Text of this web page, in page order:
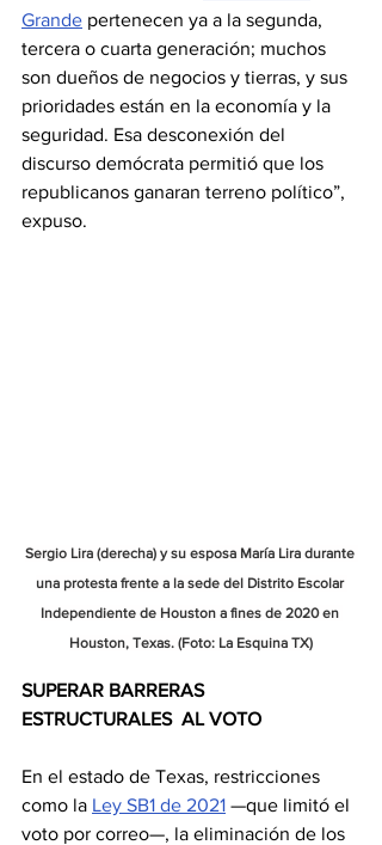
Grande pertenecen ya a la segunda,
tercera o cuarta generación; muchos
son dueños de negocios y tierras, y sus
prioridades están en la economía y la
seguridad. Esa desconexión del
discurso demócrata permitió que los
republicanos ganaran terreno político”,
expuso.
Sergio Lira (derecha) y su esposa María Lira durante
una protesta frente a la sede del Distrito Escolar
Independiente de Houston a fines de 2020 en
Houston, Texas. (Foto: La Esquina TX)
SUPERAR BARRERAS
ESTRUCTURALES  AL VOTO
En el estado de Texas, restricciones
como la Ley SB1 de 2021 —que limitó el
voto por correo—, la eliminación de los